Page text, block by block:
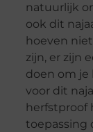
natuurlijk
ook dit
hoeven
zijn, er zijn
doen om je
voor dit
herfstproof
toepassing